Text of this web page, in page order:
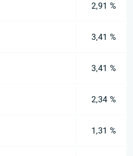
2,91 %
3,41 %
3,41 %
2,34 %
1,31 %